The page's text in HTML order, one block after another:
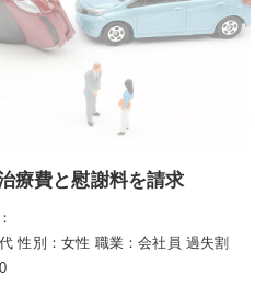
療費と慰謝料を請求
性別：女性 職業：会社員 過失割